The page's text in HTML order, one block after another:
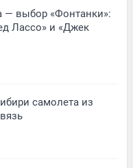
— выбор «Фонтанки»:
Лассо» и «Джек
самолета из